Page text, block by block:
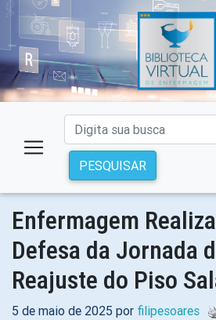
PESQUISAR
Enfermagem
Defesa da Jornada
Reajuste do Piso
5 de maio de 2025 por filipesoares